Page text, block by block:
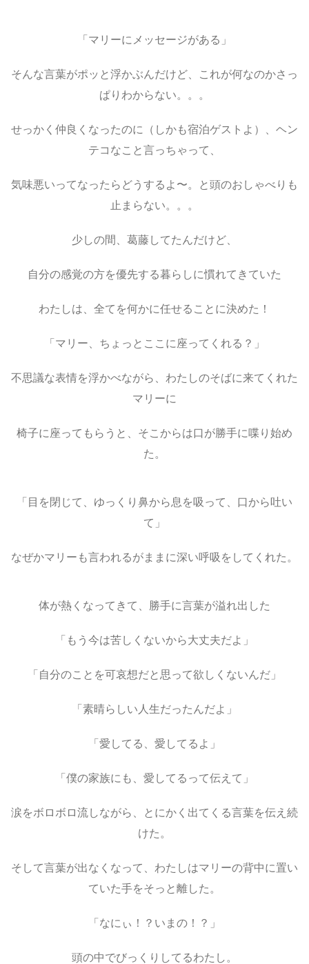
「マリーにメッセージがある」
そんな言葉がポッと浮かぶんだけど、これが何なのかさっ
ぱりわからない。。。
せっかく仲良くなったのに（しかも宿泊ゲストよ）、ヘン
テコなこと言っちゃって、
気味悪いってなったらどうするよ〜。と頭のおしゃべりも
止まらない。。。
少しの間、葛藤してたんだけど、
自分の感覚の方を優先する暮らしに慣れてきていた
わたしは、全てを何かに任せることに決めた！
「マリー、ちょっとここに座ってくれる？」
不思議な表情を浮かべながら、わたしのそばに来てくれた
マリーに
椅子に座ってもらうと、そこからは口が勝手に喋り始め
た。
「目を閉じて、ゆっくり鼻から息を吸って、口から吐い
て」
なぜかマリーも言われるがままに深い呼吸をしてくれた。
体が熱くなってきて、勝手に言葉が溢れ出した
「もう今は苦しくないから大丈夫だよ」
「自分のことを可哀想だと思って欲しくないんだ」
「素晴らしい人生だったんだよ」
「愛してる、愛してるよ」
「僕の家族にも、愛してるって伝えて」
涙をボロボロ流しながら、とにかく出てくる言葉を伝え続
けた。
そして言葉が出なくなって、わたしはマリーの背中に置い
ていた手をそっと離した。
「なにぃ！？いまの！？」
頭の中でびっくりしてるわたし。